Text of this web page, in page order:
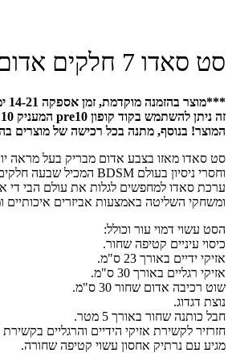
סט סאדו 7 חלקים אדום מבריק
המוצר! בנוסף, מתנה בכל רכישה של מוצרים
סט סאדו מאזו בצבע אדום מבריק בעל מראה
וחסרי ניסיון בעולם BDSM המכיל שבעה חלקים עשויים דמוי עור.
ערכת סאדו למחפשים לגלות את עולם הבי די
ומשחקי השליטה באמצעות אביזרים איכותיים
הסט עשוי דמוי עור וכולל:
כיסוי עיניים קטיפה שחור.
אזיקי ידיים באורך 23 ס"מ.
אזיקי רגליים באורך 30 ס"מ.
שוט רכיבה אדום שחור 30 ס"מ.
נוצת דגדוג.
חבל כותנה שחור באורך 5 מטר.
חזרזיר לקשירת אזיקי הידיים והרגליים בקשירת X.
מגיע עם נרתיק אחסון עשוי קטיפה שחורה.